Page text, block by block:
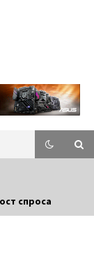
M
—
стран.
спроса